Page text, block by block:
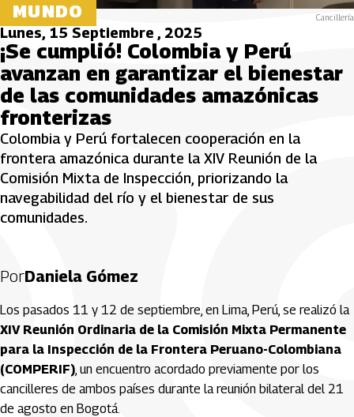
MUNDO Cancillería
Lunes, 15 Septiembre , 2025
¡Se cumplió! Colombia y Perú
avanzan en garantizar el bienestar
de las comunidades amazónicas
fronterizas
Colombia y Perú fortalecen cooperación en la
frontera amazónica durante la XIV Reunión de la
Comisión Mixta de Inspección, priorizando la
navegabilidad del río y el bienestar de sus
comunidades.
PorDaniela Gómez
Los pasados 11 y 12 de septiembre, en Lima, Perú, se realizó la
XIV Reunión Ordinaria de la Comisión Mixta Permanente
para la Inspección de la Frontera Peruano-Colombiana
(COMPERIF), un encuentro acordado previamente por los
cancilleres de ambos países durante la reunión bilateral del 21
de agosto en Bogotá.